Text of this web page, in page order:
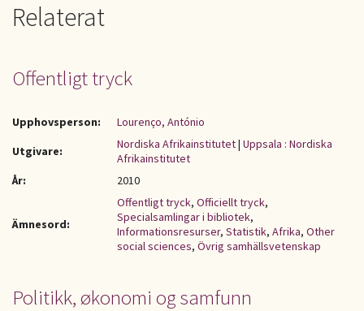
Relaterat
Offentligt tryck
Upphovsperson:
Lourenço, António
Utgivare:
Nordiska Afrikainstitutet| Uppsala : Nordiska
Afrikainstitutet
År:
2010
Ämnesord:
Offentligt tryck, Officiellt tryck,
Specialsamlingar i bibliotek,
Informationsresurser, Statistik, Afrika, Other
social sciences, Övrig samhällsvetenskap
Politikk, økonomi og samfunn